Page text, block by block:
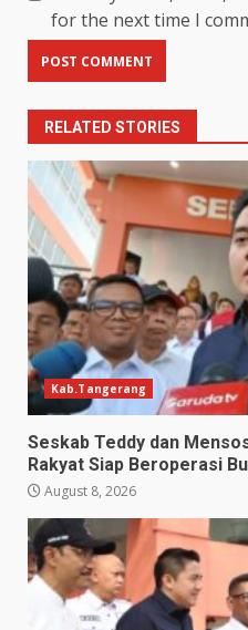
for the next time I
RELATED STORIES
Kab.Tangerang
Seskab Teddy dan
Rakyat Siap Beroperasi
August 8, 2026